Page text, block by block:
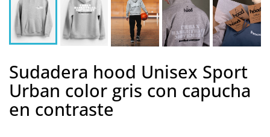
Sudadera hood Unisex Sport
Urban color gris con capucha
en contraste